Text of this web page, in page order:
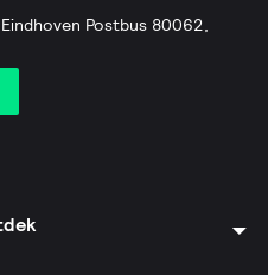
Postbus 80062,